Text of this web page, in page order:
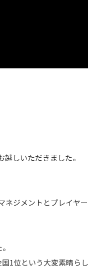
しいただきました。
ジメントとプレイヤ
1位という大変素晴ら